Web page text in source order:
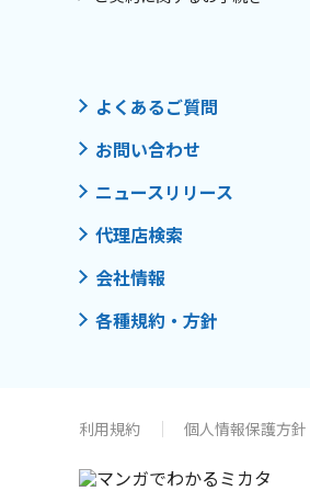
よくあるご質問
お問い合わせ
ニュースリリース
代理店検索
会社情報
各種規約・方針
利用規約 個人情報保護方針